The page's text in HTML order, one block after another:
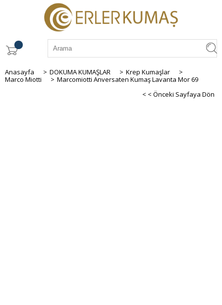
Anasayfa > DOKUMA KUMAŞLAR > Krep Kumaşlar
>
Marco Miotti
> Marcomiotti Anversaten Kumaş Lavanta Mor 69
< < Önceki Sayfaya Dön